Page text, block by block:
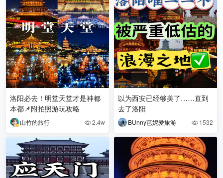
洛阳必去！明堂天堂才是神都
本都📌附拍照游玩攻略
山竹的旅行 2.4w
以为西安已经够美了……直到
去了洛阳
BUnny芭妮爱旅游  1532